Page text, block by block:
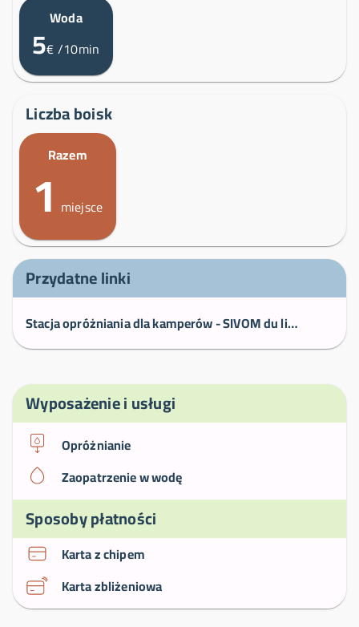
Woda
5€/10min
Liczba boisk
Razem
1 miejsce
Przydatne linki
Stacja opróżniania dla kamperów - SIVOM du littoral des Maures
Wyposażenie i usługi
Opróżnianie
Zaopatrzenie w wodę
Sposoby płatności
Karta z chipem
Karta zbliżeniowa